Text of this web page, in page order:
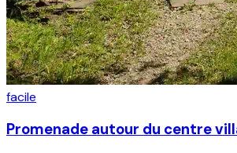
facile
Promenade autour du centre